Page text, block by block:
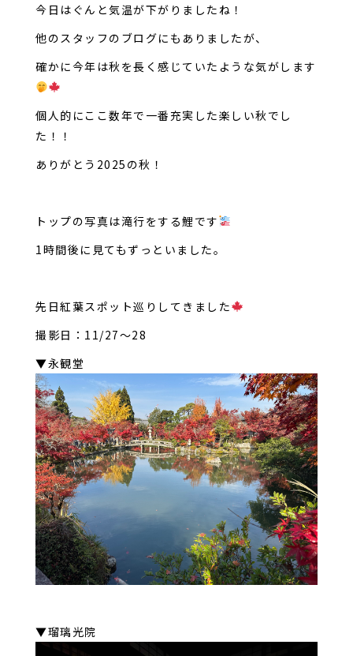
今日はぐんと気温が下がりましたね！
他のスタッフのブログにもありましたが、
確かに今年は秋を長く感じていたような気がします
個人的にここ数年で一番充実した楽しい秋でし
た！！
ありがとう2025の秋！
トップの写真は滝行をする鯉です
1時間後に見てもずっといました。
先日紅葉スポット巡りしてきました
撮影日：11/27～28
▼永観堂
▼瑠璃光院